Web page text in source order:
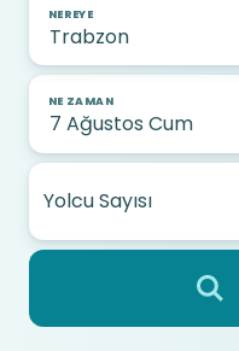
NEREYE
NE ZAMAN
Yolcu Sayısı